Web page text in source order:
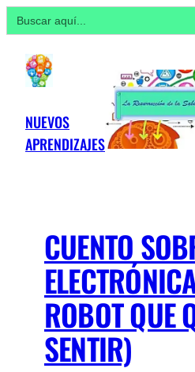
Buscar:
contenido
NUEVOS
APRENDIZAJES
CUENTO
ROBOT QUE
SENTIR)